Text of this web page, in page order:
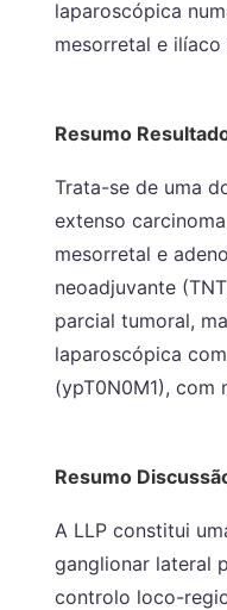
laparoscópica
mesorretal e ilíaco
Resumo
Trata-se de uma
extenso
mesorretal e
neoadjuvante
parcial tumoral,
laparoscópica
(ypT0N0M1), com
Resumo
A LLP constitui
ganglionar lateral
controlo loco-